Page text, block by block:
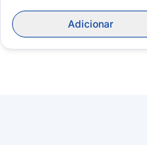
Adicionar